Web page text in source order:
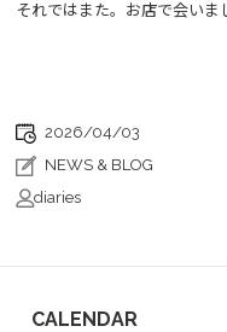
それではまた。お店で会いま
2026/04/03
NEWS & BLOG
diaries
CALENDAR